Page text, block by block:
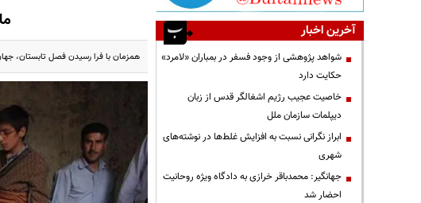
همزمان با فرا رسیدن فصل تابستان،
آخرین اخبار
شواهد پژوهشی از وجود فسفر در بمباران «لامرد»
حکایت دارد
خاصیت عجیب رژیم اشغالگر قدس از زبان
دیپلمات سازمان ملل
ابراز نگرانی نسبت به افزایش غلط‌ها در نوشته‌های
شهری
جهانگیر: محمدباقر خرازی به دادگاه ویژه روحانیت
احضار شد